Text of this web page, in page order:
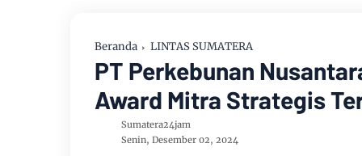
Beranda LINTAS SUMATERA
PT Perkebunan
Award Mitra Strategis
Sumatera24jam
Senin, Desember 02, 2024